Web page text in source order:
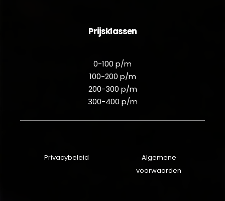
Prijsklassen
0-100 p/m
100-200 p/m
200-300 p/m
300-400 p/m
Privacybeleid
Algemene
voorwaarden